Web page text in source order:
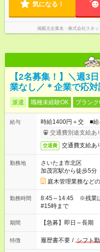
気になる！
掲載元企業名 株式会社スタッ
【2名募集！】＼週3
業なし／＊企業で応
派遣 職種未経験OK ブラン
給与
時給1400円＋交 ■給
交通費別途支給あ
交通費 交通費支給あ
勤務地
さいたま市北区
加茂宮駅から徒歩5分
庭木管理業務など
勤務時間
8:45～14:45 ※残業
#15時まで
期間 【急募】即日～長期
特徴 履歴書不要 / シフト